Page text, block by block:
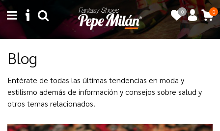
0 0
Blog
Entérate de todas las últimas tendencias en moda y
estilismo además de información y consejos sobre salud y
otros temas relacionados.